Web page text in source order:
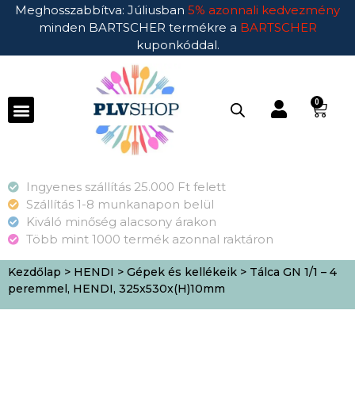
Meghosszabbítva: Júliusban 5% azonnali kedvezmény
minden BARTSCHER termékre a BARTSCHER
kuponkóddal.
0
Ingyenes szállítás 25.000 Ft felett
Szállítás 1-8 munkanapon belül
Kiváló minőség alacsony árakon
Több mint 1000 termék azonnal raktáron
Kezdőlap > HENDI > Gépek és kellékeik > Tálca GN 1/1 – 4
peremmel, HENDI, 325x530x(H)10mm